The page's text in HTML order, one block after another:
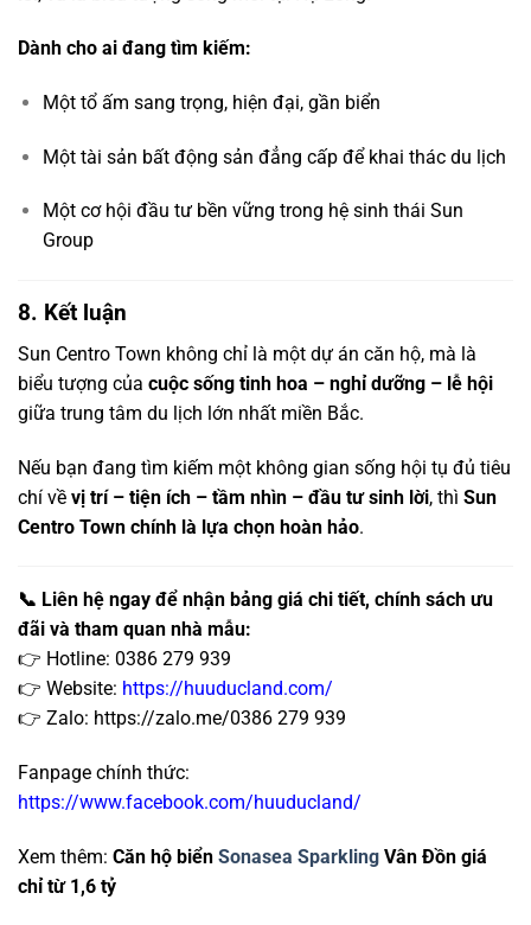
Dành cho ai đang tìm kiếm:
Một tổ ấm sang trọng, hiện đại, gần biển
Một tài sản bất động sản đẳng cấp để khai thác du lịch
Một cơ hội đầu tư bền vững trong hệ sinh thái Sun
Group
8. Kết luận
Sun Centro Town không chỉ là một dự án căn hộ, mà là
biểu tượng của cuộc sống tinh hoa – nghỉ dưỡng – lễ hội
giữa trung tâm du lịch lớn nhất miền Bắc.
Nếu bạn đang tìm kiếm một không gian sống hội tụ đủ tiêu
chí về vị trí – tiện ích – tầm nhìn – đầu tư sinh lời, thì Sun
Centro Town chính là lựa chọn hoàn hảo.
📞 Liên hệ ngay để nhận bảng giá chi tiết, chính sách ưu
đãi và tham quan nhà mẫu:
👉 Hotline: 0386 279 939
👉 Website: https://huuducland.com/
👉 Zalo: https://zalo.me/0386 279 939
Fanpage chính thức:
https://www.facebook.com/huuducland/
Xem thêm: Căn hộ biển Sonasea Sparkling Vân Đồn giá
chỉ từ 1,6 tỷ